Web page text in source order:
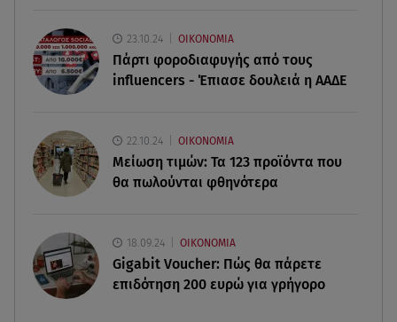
Λονδίνο: Γυναίκα επιτέθηκε και τραυμάτισε με
ψαλίδι 4 άνδρες
Κώστας Καραφώτης: Η νέα super cute
φωτογραφία με την κόρη του!
23.10.24 ΟΙΚΟΝΟΜΙΑ
Πάρτι φοροδιαφυγής από τους
influencers - Έπιασε δουλειά η ΑΑΔΕ
22.10.24 ΟΙΚΟΝΟΜΙΑ
Μείωση τιμών: Τα 123 προϊόντα που
θα πωλούνται φθηνότερα
18.09.24 ΟΙΚΟΝΟΜΙΑ
Gigabit Voucher: Πώς θα πάρετε
επιδότηση 200 ευρώ για γρήγορο